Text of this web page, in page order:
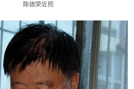
陈德荣近照